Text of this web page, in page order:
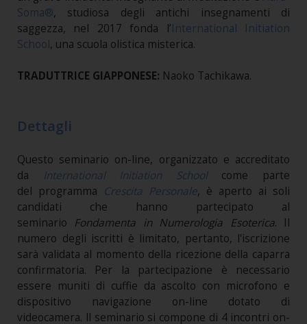
Soma®, studiosa degli antichi insegnamenti di
saggezza, nel 2017 fonda l’International Initiation
School, una scuola olistica misterica.
TRADUTTRICE GIAPPONESE: Naoko Tachikawa.
Dettagli
Questo seminario on-line, organizzato e accreditato
da
International Initiation Schoolcome parte
del programma Crescita Personale, è aperto ai soli
candidati che hanno partecipato al
seminario Fondamenta in Numerologia Esoterica. Il
numero degli iscritti è limitato, pertanto, l'iscrizione
sarà validata al momento della ricezione della caparra
confirmatoria. Per la partecipazione è necessario
essere muniti di cuffie da ascolto con microfono e
dispositivo navigazione on-line dotato di
videocamera. ll seminario si compone di 4 incontri on-